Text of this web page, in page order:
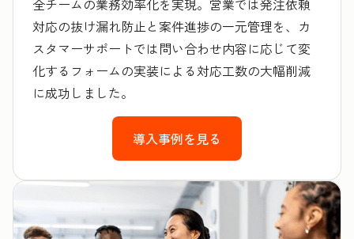
全チームの業務効率化を実現。営業では発注依頼
対応の抜け漏れ防止と案件進捗の一元管理を、カ
スタマーサポートでは問い合わせ内容に応じて変
化するフォームの実装による対応工数の大幅削減
に成功しました。
導入事例を見る